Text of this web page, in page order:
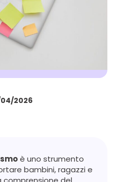
2026
è uno strumento
bambini, ragazzi e